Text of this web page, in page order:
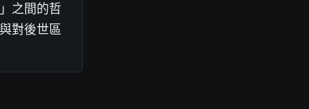
之間的哲
對後世區